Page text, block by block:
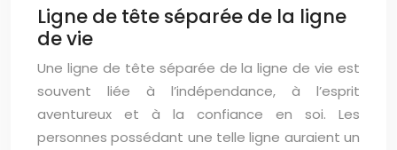
Ligne de tête séparée de la ligne
de vie
Une ligne de tête séparée de la ligne de vie est
souvent liée à l’indépendance, à l’esprit
aventureux et à la confiance en soi. Les
personnes possédant une telle ligne auraient un